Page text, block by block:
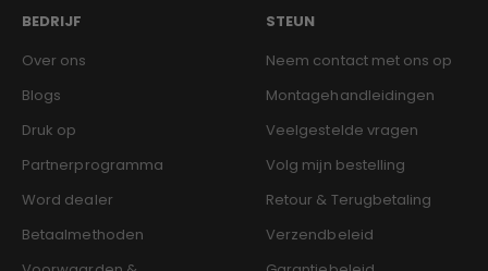
BEDRIJF
Over ons
Blogs
Druk op
Partnerprogramma
Word dealer
Betaalmethoden
STEUN
Neem contact met ons op
Montagehandleidingen
Veelgestelde vragen
Volg mijn bestelling
Retour & Terugbetaling
Verzendbeleid